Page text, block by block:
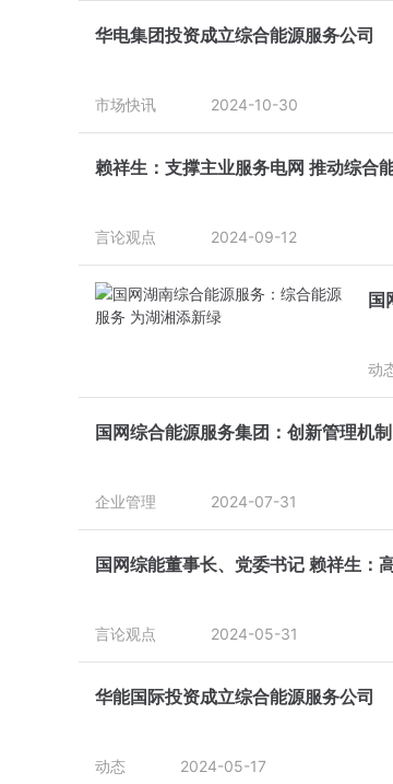
华电集团投资成立综合能源服务公司
市场快讯 2024-10-30
赖祥生：支撑主业服务电网 推动综合
言论观点 2024-09-12
国
动
国网综合能源服务集团：创新管理机
企业管理 2024-07-31
国网综能董事长、党委书记 赖祥生：
言论观点 2024-05-31
华能国际投资成立综合能源服务公司
动态 2024-05-17